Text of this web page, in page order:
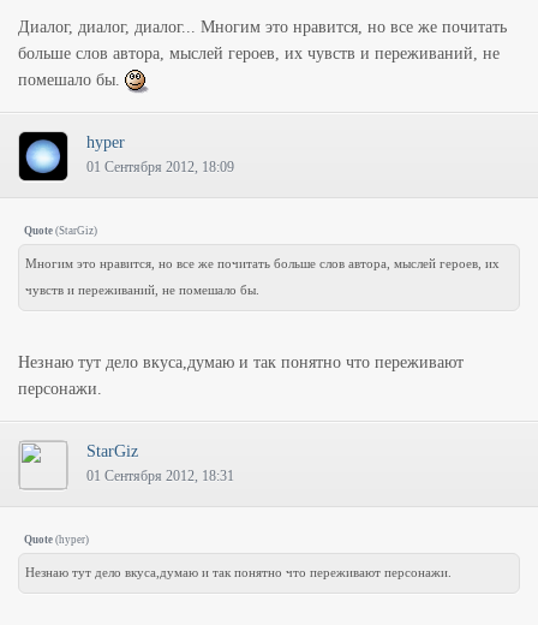
Диалог, диалог, диалог... Многим это нравится, но все же почитать
больше слов автора, мыслей героев, их чувств и переживаний, не
помешало бы.
hyper
01 Сентября 2012, 18:09
Quote (StarGiz)
Многим это нравится, но все же почитать больше слов автора, мыслей героев, их
чувств и переживаний, не помешало бы.
Незнаю тут дело вкуса,думаю и так понятно что переживают
персонажи.
StarGiz
01 Сентября 2012, 18:31
Quote (hyper)
Незнаю тут дело вкуса,думаю и так понятно что переживают персонажи.